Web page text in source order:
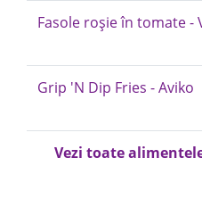
Fasole roșie în tomate -
Grip 'N Dip Fries - Aviko
Vezi toate